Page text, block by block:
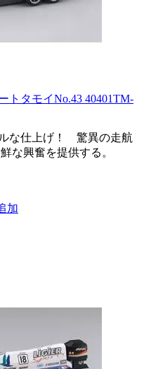
トタモイNo.43 40401TM-
な仕上げ！ 驚異の走航
な興奮を提供する。
加